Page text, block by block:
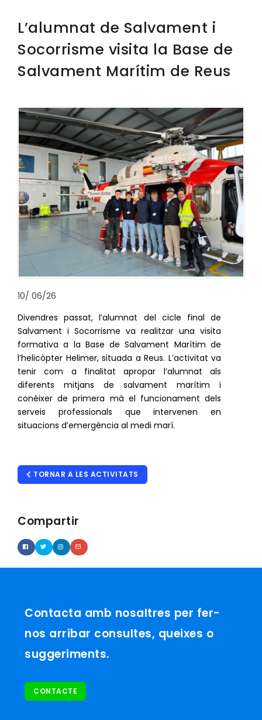
L’alumnat de Salvament i
Socorrisme visita la Base de
Salvament Marítim de Reus
10/ 06/26
Divendres passat, l’alumnat del cicle final de
Salvament i Socorrisme va realitzar una visita
formativa a la Base de Salvament Marítim de
l’helicòpter Helimer, situada a Reus. L’activitat va
tenir com a finalitat apropar l’alumnat als
diferents mitjans de salvament marítim i
conèixer de primera mà el funcionament dels
serveis professionals que intervenen en
situacions d’emergència al medi marí.
TORNAR A LES ACTIVITATS
Compartir
Contacta amb nosaltres per fer-
nos arribar consultes, queixes o
suggeriments.
CONTACTE